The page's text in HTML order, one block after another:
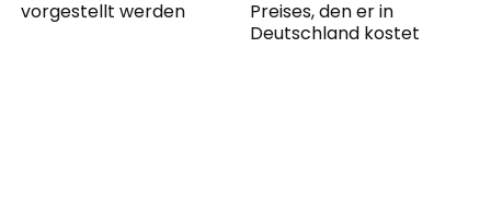
vorgestellt werden
Preises, den er in
Deutschland kostet